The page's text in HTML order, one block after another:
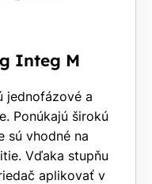
Integ M
jednofázové a
Ponúkajú širokú
sú vhodné na
Vďaka stupňu
aplikovať v